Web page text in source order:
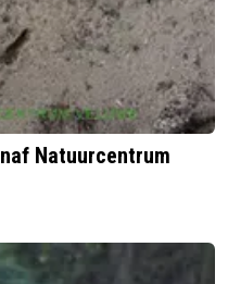
Natuurcentrum